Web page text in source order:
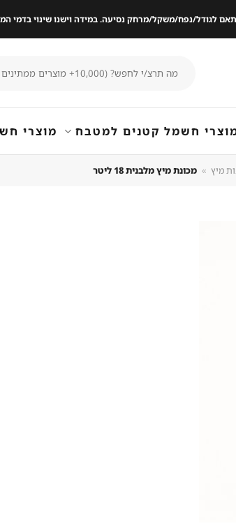
לגודל/נפח/משקל/מרחק נסיעה. במידה וישנו שינוי
עבור:
חשמל קטנים למטבח מוצרי
מיץ » מכונת מיץ מלבנית 18 ליטר